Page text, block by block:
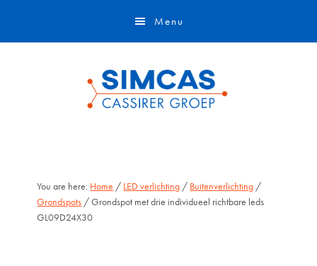
Menu
You are here: Home / LED verlichting / Buitenverlichting /
Grondspots / Grondspot met drie individueel richtbare leds
GL09D24X30